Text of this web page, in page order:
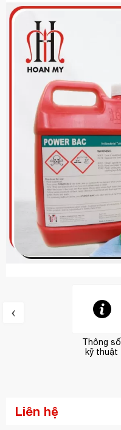
Thông số
kỹ thuật
‹
Liên hệ